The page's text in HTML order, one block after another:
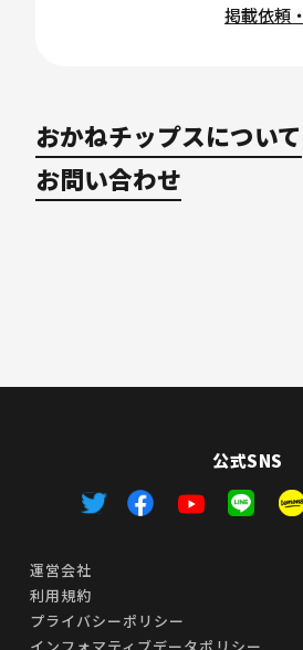
掲載依頼
おかねチップスについて
お問い合わせ
公式SNS
運営会社
利用規約
プライバシーポリシー
インフォマティブデータポリシー